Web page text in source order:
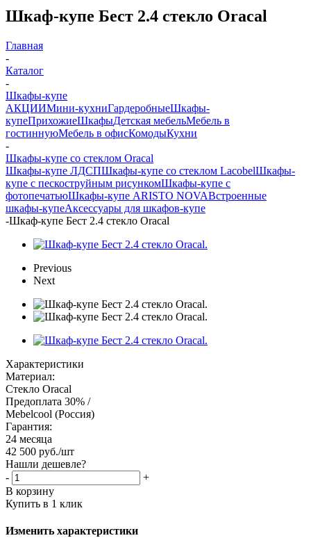
Шкаф-купе Бест 2.4 стекло Oracal
Главная
-
Каталог
-
Шкафы-купе
АКЦИИМини-кухниГардеробныеШкафы-
купеПрихожиеШкафыДетская мебельМебель в
гостиннуюМебель в офисКомодыКухни
-
Шкафы-купе со стеклом Oracal
Шкафы-купе ЛДСПШкафы-купе со стеклом LacobelШкафы-
купе с пескоструйным рисункомШкафы-купе с
фотопечатьюШкафы-купе ARISTO NOVAВстроенные
шкафы-купеАксессуары для шкафов-купе
-Шкаф-купе Бест 2.4 стекло Oracal
Previous
Next
Характеристики
Материал:
Стекло Oracal
Предоплата 30% /
Mebelcool (Россия)
Гарантия:
24 месяца
42 500 руб./шт
Нашли дешевле?
-
+
В корзину
Купить в 1 клик
Изменить характеристики